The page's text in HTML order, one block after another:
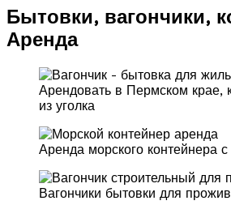
Бытовки, вагончики,
Аренда
Арендовать в Пермском крае,
из уголка
Аренда морского контейнера с
Вагончики бытовки для